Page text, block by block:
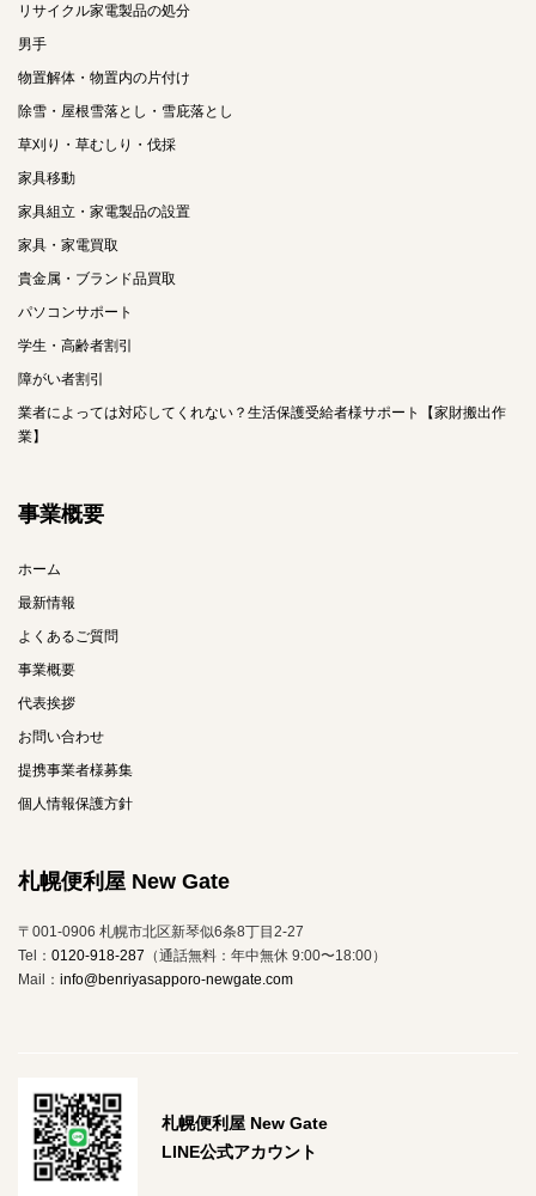
リサイクル家電製品の処分
男手
物置解体・物置内の片付け
除雪・屋根雪落とし・雪庇落とし
草刈り・草むしり・伐採
家具移動
家具組立・家電製品の設置
家具・家電買取
貴金属・ブランド品買取
パソコンサポート
学生・高齢者割引
障がい者割引
業者によっては対応してくれない？生活保護受給者様サポート【家財搬出作
業】
事業概要
ホーム
最新情報
よくあるご質問
事業概要
代表挨拶
お問い合わせ
提携事業者様募集
個人情報保護方針
札幌便利屋 New Gate
〒001-0906 札幌市北区新琴似6条8丁目2-27
Tel： 0120-918-287 （通話無料：年中無休 9:00〜18:00）
Mail： info@benriyasapporo-newgate.com
札幌便利屋 New Gate
LINE公式アカウント